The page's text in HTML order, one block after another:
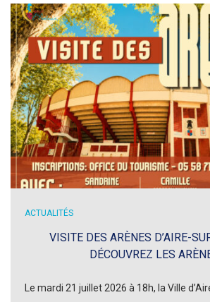
ACTUALITÉS
VISITE DES ARÈNES D’AIRE-
DÉCOUVREZ LES
Le mardi 21 juillet 2026 à 18h, la Ville